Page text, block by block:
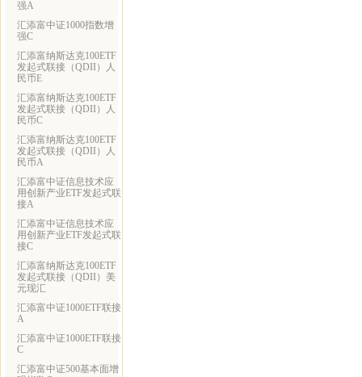
强A
汇添富中证1000指数增
强C
汇添富纳斯达克100ETF
发起式联接（QDII）人
民币E
汇添富纳斯达克100ETF
发起式联接（QDII）人
民币C
汇添富纳斯达克100ETF
发起式联接（QDII）人
民币A
汇添富中证信息技术应
用创新产业ETF发起式联
接A
汇添富中证信息技术应
用创新产业ETF发起式联
接C
汇添富纳斯达克100ETF
发起式联接（QDII）美
元现汇
汇添富中证1000ETF联接
A
汇添富中证1000ETF联接
C
汇添富中证500基本面增